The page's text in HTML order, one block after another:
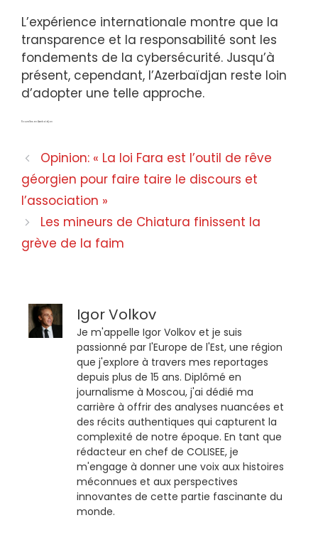
L’expérience internationale montre que la
transparence et la responsabilité sont les
fondements de la cybersécurité. Jusqu’à
présent, cependant, l’Azerbaïdjan reste loin
d’adopter une telle approche.
Nouvelles en Azerbaïdjan
Opinion: « La loi Fara est l’outil de rêve
géorgien pour faire taire le discours et
l’association »
Les mineurs de Chiatura finissent la
grève de la faim
Igor Volkov
Je m'appelle Igor Volkov et je suis
passionné par l'Europe de l'Est, une région
que j'explore à travers mes reportages
depuis plus de 15 ans. Diplômé en
journalisme à Moscou, j'ai dédié ma
carrière à offrir des analyses nuancées et
des récits authentiques qui capturent la
complexité de notre époque. En tant que
rédacteur en chef de COLISEE, je
m'engage à donner une voix aux histoires
méconnues et aux perspectives
innovantes de cette partie fascinante du
monde.